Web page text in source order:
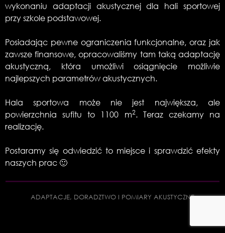
wykonaniu adaptacji akustycznej dla hali sportowej
przy szkole podstawowej.
Posiadając pewne ograniczenia funkcjonalne, oraz jak
zawsze finansowe, opracowaliśmy tam taką adaptację
akustyczną, która umożliwi osiągnięcie możliwie
najlepszych parametrów akustycznych.
Hala sportowa może nie jest największa, ale
powierzchnia sufitu to 1100 m2. Teraz czekamy na
realizację.
Postaramy się odwiedzić to miejsce i sprawdzić efekty
naszych prac 🙂
ADAPTACJE, DORADZTWO I POMIARY AKUSTYCZNE